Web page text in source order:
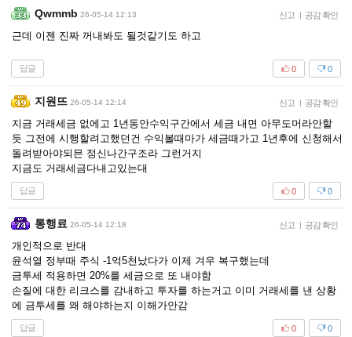
Qwmmb 26-05-14 12:13 신고 | 공감 확인
근데 이젠 진짜 꺼내봐도 될것같기도 하고
답글 0
0
지원뜨 26-05-14 12:14 신고 | 공감 확인
지금 거래세금 없에고 1년동안수익구간에서 세금 내면 아무도머라안할
듯 그전에 시행할려고했던건 수익볼때마가 세금때가고 1년후에 신청해서
돌려받아야되믄 정신나간구조라 그런거지
지금도 거래세금다내고있는대
답글 0
0
통행료 26-05-14 12:18 신고 | 공감 확인
개인적으로 반대
윤석열 정부때 주식 -1억5천났다가 이제 겨우 복구했는데
금투세 적용하면 20%를 세금으로 또 내야함
손질에 대한 리크스를 감내하고 투자를 하는거고 이미 거래세를 낸 상황
에 금투세를 왜 해야하는지 이해가안감
답글 0
0